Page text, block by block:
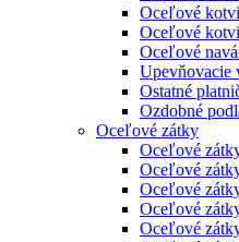
Oceľové
Oceľové
Oceľové
Upevňovacie
Ostatné
Ozdobné
Oceľové zátky
Oceľové
Oceľové
Oceľové
Oceľové
Oceľové